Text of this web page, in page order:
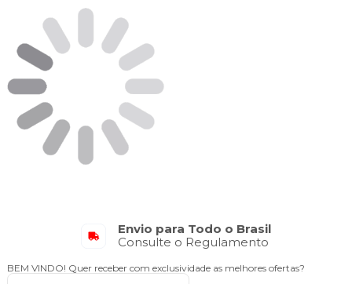
Envio para Todo o Brasil
Consulte o Regulamento
BEM VINDO! Quer receber com exclusividade as melhores ofertas?